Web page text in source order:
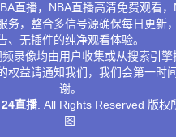
直播，NBA直播高清免费观看，
务，整合多信号源确保每日更新
、无插件的纯净观看体验。
录像均由用户收集或从搜索引
权益请通知我们，我们会第一时
谢。
24直播 . All Rights Reserved 版权
图